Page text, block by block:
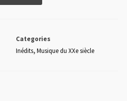
Categories
Inédits,Musique du XXe siècle